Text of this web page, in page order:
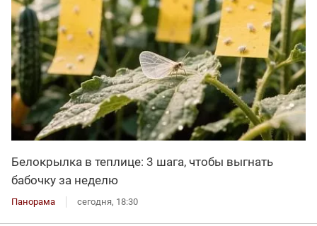
Белокрылка в теплице: 3 шага, чтобы выгнать
бабочку за неделю
Панорама сегодня, 18:30